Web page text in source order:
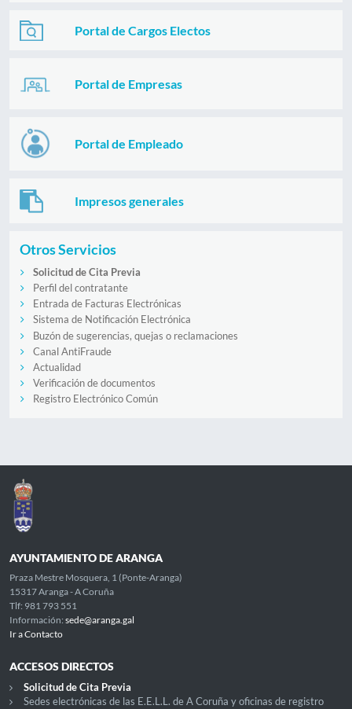
Portal de Cargos Electos
Portal de Empresas
Portal de Empleado
Impresos generales
Otros Servicios
Solicitud de Cita Previa
Perfil del contratante
Entrada de Facturas Electrónicas
Sistema de Notificación Electrónica
Buzón de sugerencias, quejas o reclamaciones
Canal AntiFraude
Actualidad
Verificación de documentos
Registro Electrónico Común
AYUNTAMIENTO DE ARANGA
Praza Mestre Mosquera, 1 (Ponte-Aranga)
15317 Aranga - A Coruña
Tlf: 981 793 551
Información: sede@aranga.gal
Ir a Contacto
ACCESOS DIRECTOS
Solicitud de Cita Previa
Sedes electrónicas de las E.E.L.L. de A Coruña y oficinas de registro